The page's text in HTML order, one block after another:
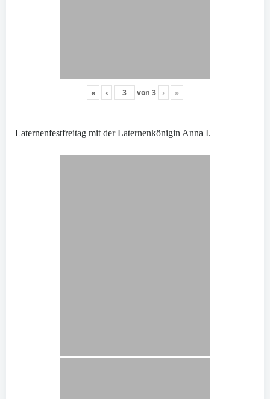
« ‹ von 3 › »
Laternenfestfreitag mit der Laternenkönigin Anna I.